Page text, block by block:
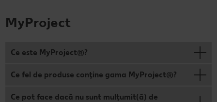
MyProject
Ce este MyProject®?
Ce fel de produse conține gama MyProject®?
Ce pot face dacă nu sunt mulțumit(ă) de